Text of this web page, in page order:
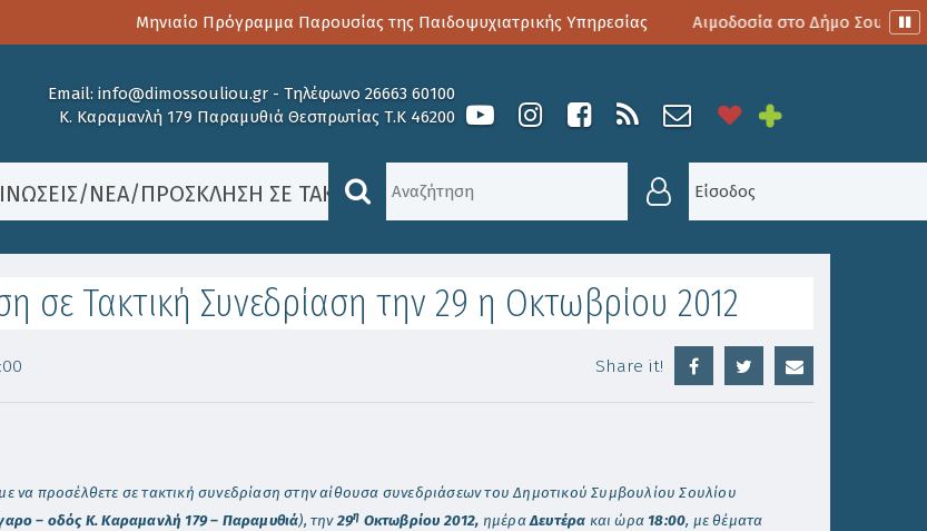
Μηνιαίο Πρόγραμμα Παρουσίας της Παιδοψυχιατρικής Υπηρεσίας Αιμοδοσία στο Δήμο Σουλίου
Email: info@dimossouliou.gr - Τηλέφωνο 26663 60100
Κ. Καραμανλή 179 Παραμυθιά Θεσπρωτίας Τ.Κ 46200
/ΝΈΑ/ΠΡΌΣΚΛΗΣΗ ΣΕ ΤΑΚΤΙΚΉ ΣΥΝΕΔΡΊΑΣΗ ΤΗΝ 29 Η ΟΚΤΩΒΡΊΟΥ 2012
Είσοδος
σε Τακτική Συνεδρίαση την 29 η Οκτωβρίου 2012
Share it!
να προσέλθετε σε τακτική συνεδρίαση στην αίθουσα συνεδριάσεων του Δημοτικού Συμβουλίου Σουλίου
– οδός Κ. Καραμανλή 179 – Παραμυθιά), την29η Οκτωβρίου 2012, ημέραΔευτέρα και ώρα 18:00, με θέματα